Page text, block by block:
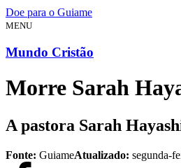
Doe para o Guiame
MENU
Mundo Cristão
Morre Sarah
A pastora Sarah
Fonte: GuiameAtualizado: segunda-